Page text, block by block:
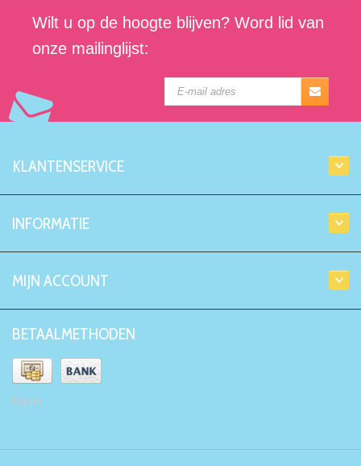
Wilt u op de hoogte blijven? Word lid van
onze mailinglijst:
KLANTENSERVICE
INFORMATIE
MIJN ACCOUNT
BETAALMETHODEN
Kiyoh